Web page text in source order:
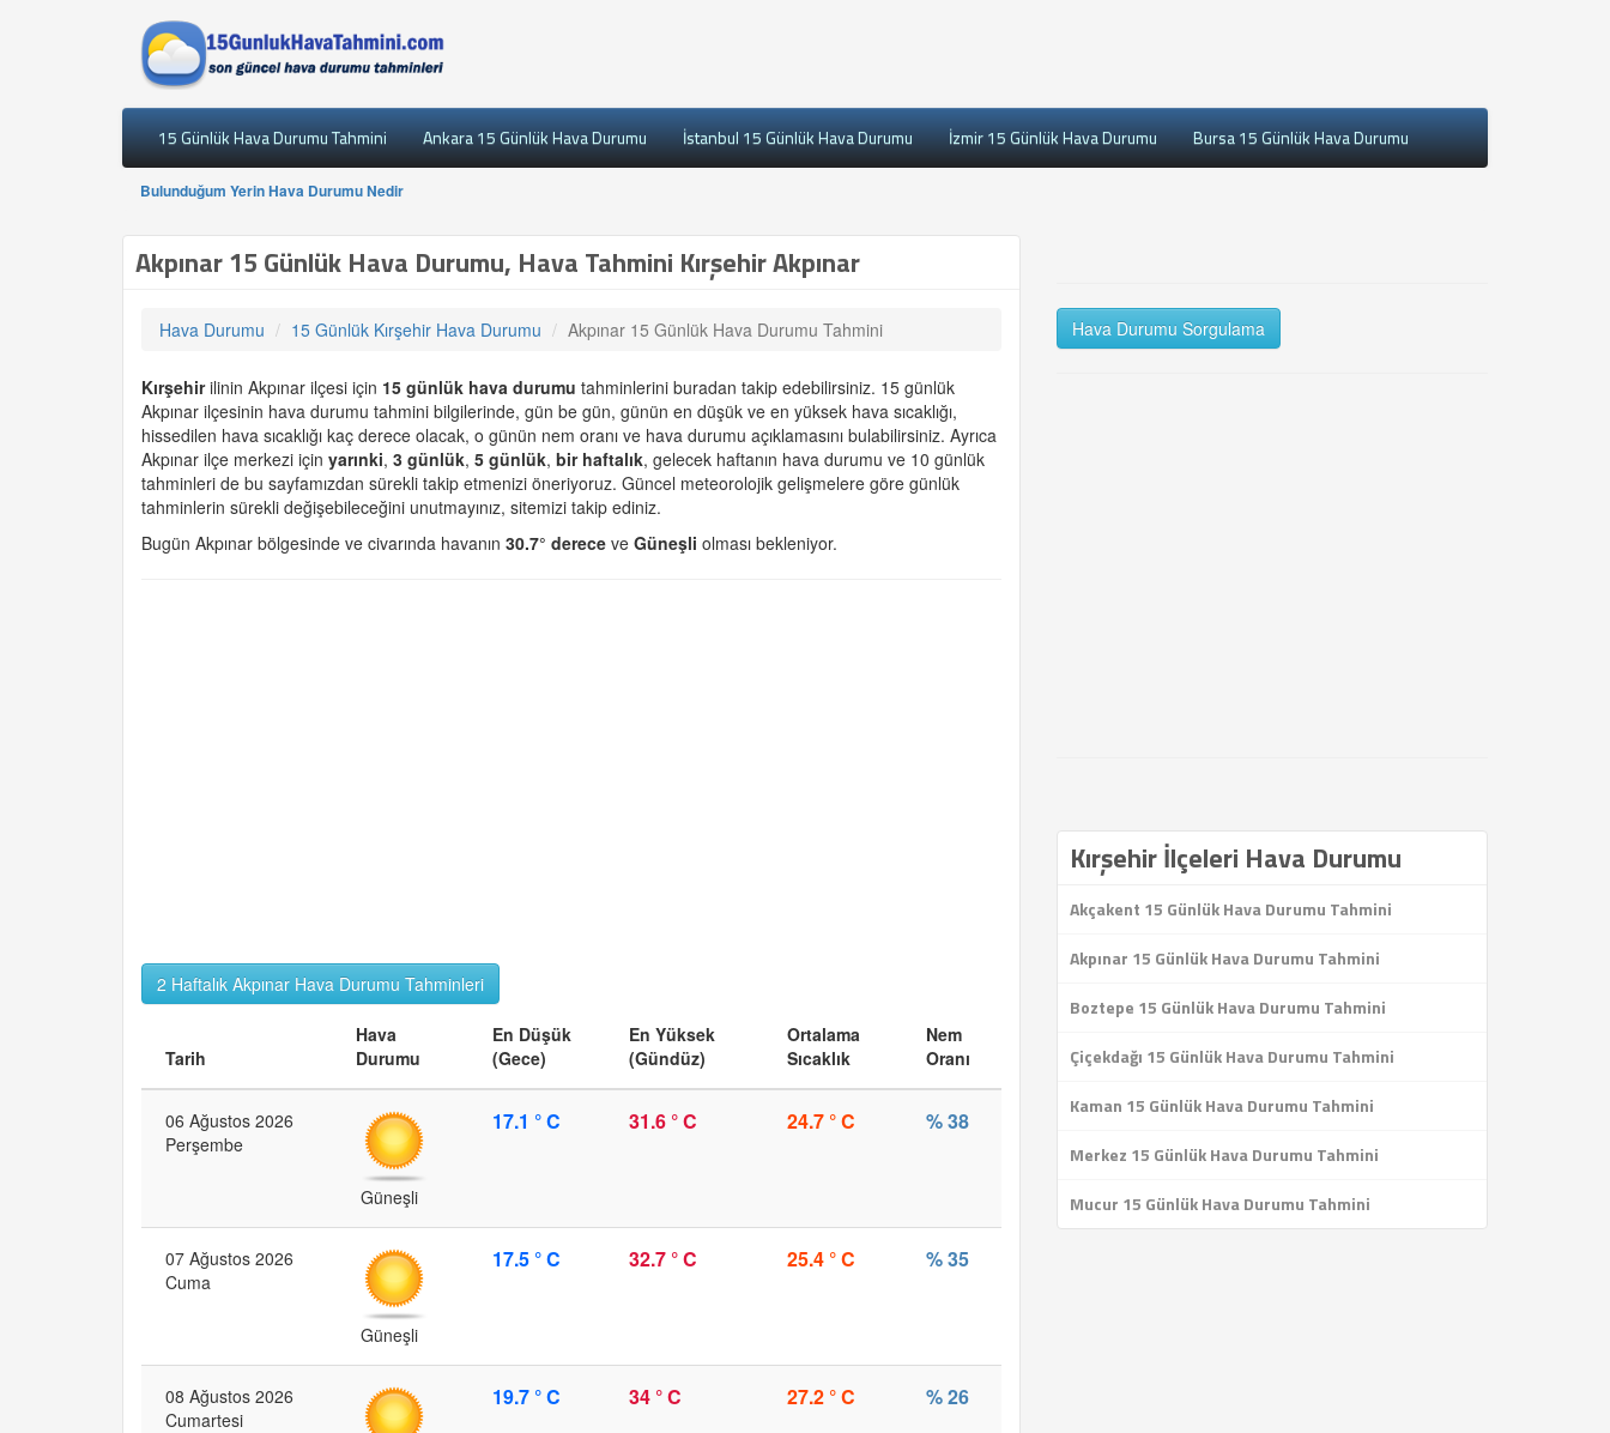
15 Günlük Hava Durumu Tahmini Ankara 15 Günlük Hava Durumu İstanbul 15 Günlük Hava Durumu İzmir 15 Günlük Hava Durumu Bursa 15 Günlük Hava Durumu
Bulunduğum Yerin Hava Durumu Nedir
Akpınar 15 Günlük Hava Durumu, Hava Tahmini Kırşehir Akpınar
Hava Durumu 15 Günlük Kırşehir Hava Durumu Akpınar 15 Günlük Hava Durumu Tahmini
Kırşehirilinin Akpınar ilçesi için 15 günlük hava durumu tahminlerini buradan takip edebilirsiniz. 15 günlük
Akpınar ilçesinin hava durumu tahmini bilgilerinde, gün be gün, günün en düşük ve en yüksek hava sıcaklığı,
hissedilen hava sıcaklığı kaç derece olacak, o günün nem oranı ve hava durumu açıklamasını bulabilirsiniz. Ayrıca
Akpınar ilçe merkezi için yarınki, 3 günlük, 5 günlük, bir haftalık, gelecek haftanın hava durumu ve 10 günlük
tahminleri de bu sayfamızdan sürekli takip etmenizi öneriyoruz. Güncel meteorolojik gelişmelere göre günlük
tahminlerin sürekli değişebileceğini unutmayınız, sitemizi takip ediniz.
Bugün Akpınar bölgesinde ve civarında havanın 30.7° derece ve Güneşli olması bekleniyor.
2 Haftalık Akpınar Hava Durumu Tahminleri
Tarih
Hava
Durumu
En Düşük
(Gece)
En Yüksek
(Gündüz)
Ortalama
Sıcaklık
Nem
Oranı
06 Ağustos 2026
Perşembe
Güneşli
17.1 ° C 31.6 ° C 24.7 ° C % 38
07 Ağustos 2026
Cuma
Güneşli
17.5 ° C 32.7 ° C 25.4 ° C % 35
08 Ağustos 2026
Cumartesi
19.7 ° C 34 ° C 27.2 ° C % 26
Hava Durumu Sorgulama
Kırşehir İlçeleri Hava Durumu
Akçakent 15 Günlük Hava Durumu Tahmini
Akpınar 15 Günlük Hava Durumu Tahmini
Boztepe 15 Günlük Hava Durumu Tahmini
Çiçekdağı 15 Günlük Hava Durumu Tahmini
Kaman 15 Günlük Hava Durumu Tahmini
Merkez 15 Günlük Hava Durumu Tahmini
Mucur 15 Günlük Hava Durumu Tahmini